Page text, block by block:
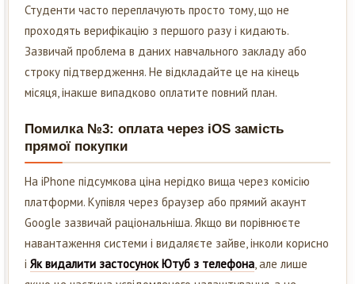
Студенти часто переплачують просто тому, що не
проходять верифікацію з першого разу і кидають.
Зазвичай проблема в даних навчального закладу або
строку підтвердження. Не відкладайте це на кінець
місяця, інакше випадково оплатите повний план.
Помилка №3: оплата через iOS замість
прямої покупки
На iPhone підсумкова ціна нерідко вища через комісію
платформи. Купівля через браузер або прямий акаунт
Google зазвичай раціональніша. Якщо ви порівнюєте
навантаження системи і видаляєте зайве, інколи корисно
і Як видалити застосунок Ютуб з телефона, але лише